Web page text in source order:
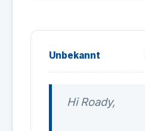
Unbekannt
Hi Roady,